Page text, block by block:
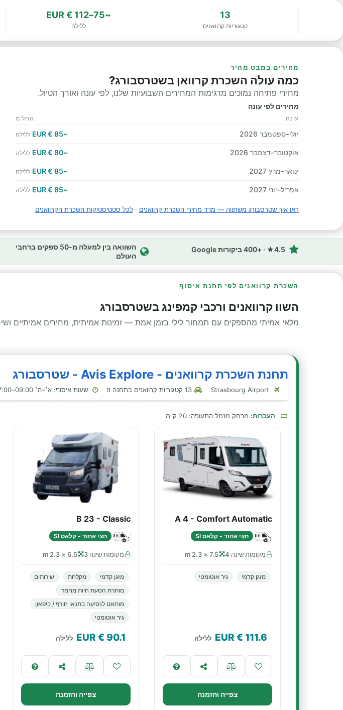
13
קטגוריות קרוואנים
~75–112 € EUR
ללילה
מחירים במבט מהיר
כמה עולה השכרת קרוואן בשטרסבורג?
מחירי פתיחה נמוכים מדגימות המחירים השבועיות שלנו, לפי עונה ואורך הטיול.
מחירים לפי עונה
עונה החל מ
יולי–ספטמבר 2026 ~85 € EUR ללילה
אוקטובר–דצמבר 2026 ~80 € EUR ללילה
ינואר–מרץ 2027 ~85 € EUR ללילה
אפריל–יוני 2027 ~85 € EUR ללילה
ראו איך שטרסבורג משתווה — מדד מחירי השכרת קרוואנים · לכל סטטיסטיקות השכרת הקרוואנים
4.5★ · +400 ביקורות Google
השוואה בין למעלה מ-50 ספקים ברחבי
העולם
השכרת קרוואנים לפי תחנת איסוף
השוו קרוואנים ורכבי קמפינג בשטרסבורג
מלאי אמיתי מהספקים עם תמחור לילי בזמן אמת — זמינות אמיתית, מחירים אמיתיים
תחנת השכרת קרוואנים - Avis Explore - שטרסבורג
שעות איסוף: א׳–ה׳ 09:00–17:00 · שבת 09:00–17:00
העברות: מרחק מנמל התעופה: 20 ק"מ
A 4 - Comfort Automatic
חצי אחוד - קלאס SI
מקומות שינה 4 7.5 × 2.3 m
מזגן קדמי גיר אוטומטי
111.6
€ EUR ללילה
צפייה והזמנה
B 23 - Classic
חצי אחוד - קלאס SI
מקומות שינה 3 6.5 × 2.3 m
מזגן קדמי מקלחת
שירותים
מותרת הסעת חיות מחמד
מותאם לנסיעה בתנאי חורף / קיפאון
גיר אוטומטי
90.1
€ EUR ללילה
צפייה והזמנה